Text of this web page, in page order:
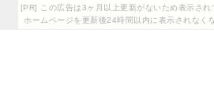
[PR] この広告は3ヶ月以上更新がないため表示され
ホームページを更新後24時間以内に表示されなく